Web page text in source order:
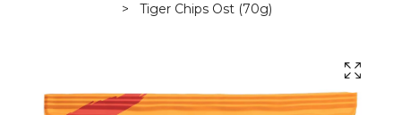
Tiger Chips Ost (70g)